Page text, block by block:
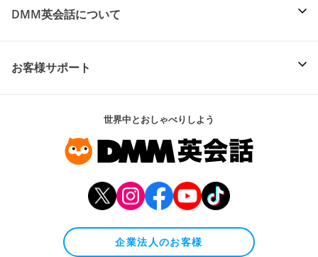
DMM英会話について
お客様サポート
世界中とおしゃべりしよう
企業法人のお客様